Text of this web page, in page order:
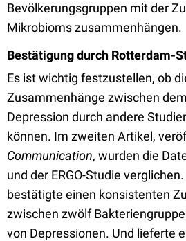
Bevölkerungsgruppen mit der
Mikrobioms zusammenhängen.
Bestätigung durch Rotterdam-
Es ist wichtig festzustellen, ob
Zusammenhänge zwischen
Depression durch andere
können. Im zweiten Artikel,
Communication, wurden die
und der ERGO-Studie
bestätigte einen konsistenten
zwischen zwölf
von Depressionen. Und lieferte